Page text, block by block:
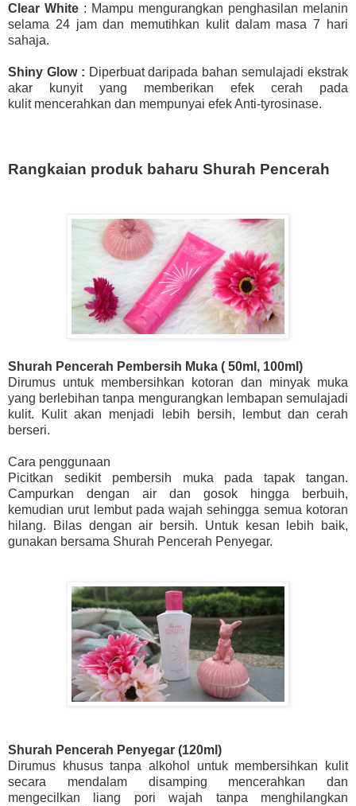
Clear White : Mampu mengurangkan penghasilan melanin
selama 24 jam dan memutihkan kulit dalam masa 7 hari
sahaja.
Shiny Glow : Diperbuat daripada bahan semulajadi ekstrak
akar kunyit yang memberikan efek cerah pada
kulit mencerahkan dan mempunyai efek Anti-tyrosinase.
Rangkaian produk baharu Shurah Pencerah
Shurah Pencerah Pembersih Muka ( 50ml, 100ml)
Dirumus untuk membersihkan kotoran dan minyak muka
yang berlebihan tanpa mengurangkan lembapan semulajadi
kulit. Kulit akan menjadi lebih bersih, lembut dan cerah
berseri.
Cara penggunaan
Picitkan sedikit pembersih muka pada tapak tangan.
Campurkan dengan air dan gosok hingga berbuih,
kemudian urut lembut pada wajah sehingga semua kotoran
hilang. Bilas dengan air bersih. Untuk kesan lebih baik,
gunakan bersama Shurah Pencerah Penyegar.
Shurah Pencerah Penyegar (120ml)
Dirumus khusus tanpa alkohol untuk membersihkan kulit
secara mendalam disamping mencerahkan dan
mengecilkan liang pori wajah tanpa menghilangkan